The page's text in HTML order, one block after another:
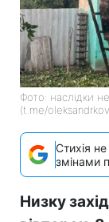
Фото: наслідки
(t.me/
Стихія
змінами
Низку